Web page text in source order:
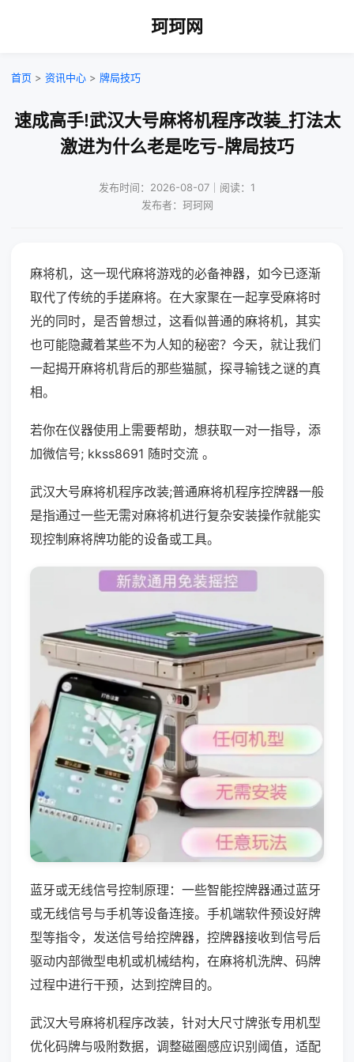
珂珂网
首页 > 资讯中心 > 牌局技巧
速成高手!武汉大号麻将机程序改装_打法太
激进为什么老是吃亏-牌局技巧
发布时间：2026-08-07｜阅读：1
发布者：珂珂网
麻将机，这一现代麻将游戏的必备神器，如今已逐渐
取代了传统的手搓麻将。在大家聚在一起享受麻将时
光的同时，是否曾想过，这看似普通的麻将机，其实
也可能隐藏着某些不为人知的秘密？今天，就让我们
一起揭开麻将机背后的那些猫腻，探寻输钱之谜的真
相。
若你在仪器使用上需要帮助，想获取一对一指导，添
加微信号; kkss8691 随时交流 。
武汉大号麻将机程序改装;普通麻将机程序控牌器一般
是指通过一些无需对麻将机进行复杂安装操作就能实
现控制麻将牌功能的设备或工具。
蓝牙或无线信号控制原理：一些智能控牌器通过蓝牙
或无线信号与手机等设备连接。手机端软件预设好牌
型等指令，发送信号给控牌器，控牌器接收到信号后
驱动内部微型电机或机械结构，在麻将机洗牌、码牌
过程中进行干预，达到控牌目的。
武汉大号麻将机程序改装，针对大尺寸牌张专用机型
优化码牌与吸附数据，调整磁圈感应识别阈值，适配